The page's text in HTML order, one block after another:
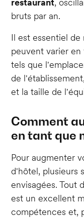
restaurant,
bruts par an.
Il est essentiel
peuvent varier
tels que
de
et la taille de
Comment
en tant que
Pour augmenter
d'hôtel, plusieurs
envisagées. Tout
est un excellent
compétences et,